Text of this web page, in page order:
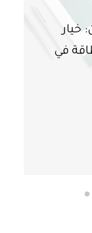
في